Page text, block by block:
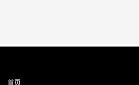
首页